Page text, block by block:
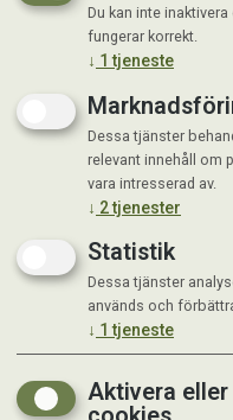
Ett mycket
ett högt innehåll
spårämnen och
Du kan inte
fungerar korrekt.
↓ 1 tjeneste
Dessa tjänster
relevant innehåll om
vara intresserad av.
↓ 2tjenester
Statistik
Dessa tjänster
används och
↓ 1 tjeneste
Aktivera